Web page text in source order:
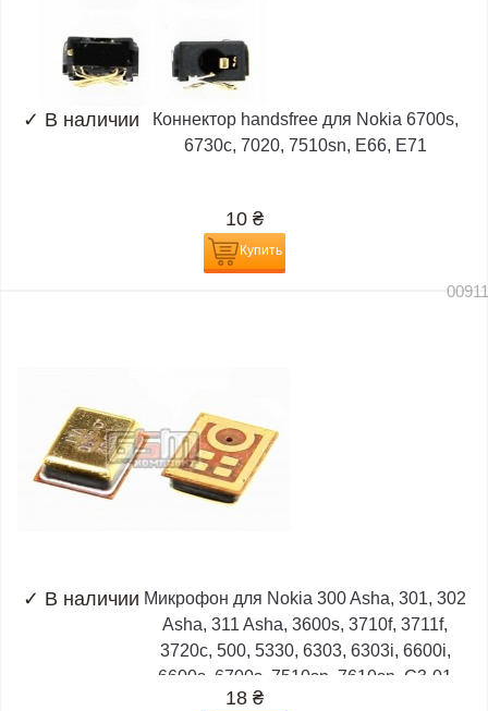
✓ В наличии
Коннектор handsfree для Nokia 6700s,
6730c, 7020, 7510sn, E66, E71
10 ₴
Купить
✓ В наличии Микрофон для Nokia 300 Asha, 301, 302
Asha, 311 Asha, 3600s, 3710f, 3711f,
3720c, 500, 5330, 6303, 6303i, 6600i,
6600s, 6700s, 7510sn, 7610sn, C3-01
18 ₴